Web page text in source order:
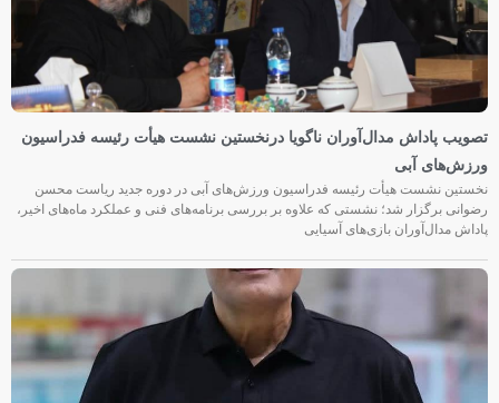
تصویب پاداش مدال‌آوران ناگویا درنخستین نشست هیأت رئیسه فدراسیون
ورزش‌های آبی
نخستین نشست هیأت رئیسه فدراسیون ورزش‌های آبی در دوره جدید ریاست محسن
رضوانی برگزار شد؛ نشستی که علاوه بر بررسی برنامه‌های فنی و عملکرد ماه‌های اخیر،
پاداش مدال‌آوران بازی‌های آسیایی